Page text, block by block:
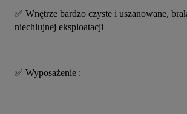
✅️ Wnętrze bardzo czyste i uszanowane,
niechlujnej eksploatacji
✅️ Wyposażenie :